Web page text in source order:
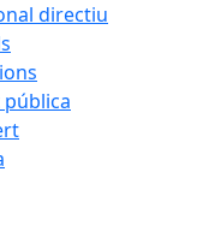
directiu